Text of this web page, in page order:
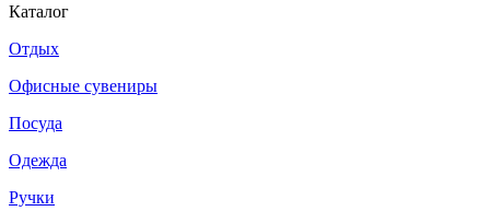
Каталог
Отдых
Офисные сувениры
Посуда
Одежда
Ручки